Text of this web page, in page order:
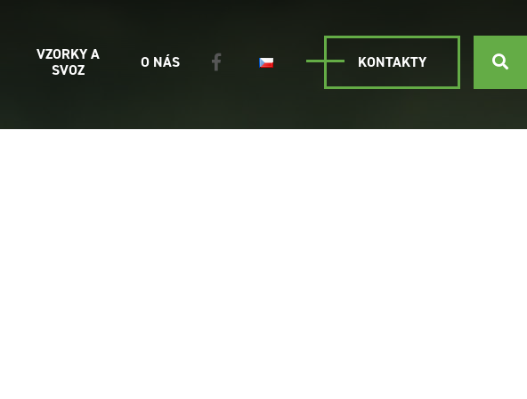
VZORKY A
SVOZ
O NÁS KONTAKTY